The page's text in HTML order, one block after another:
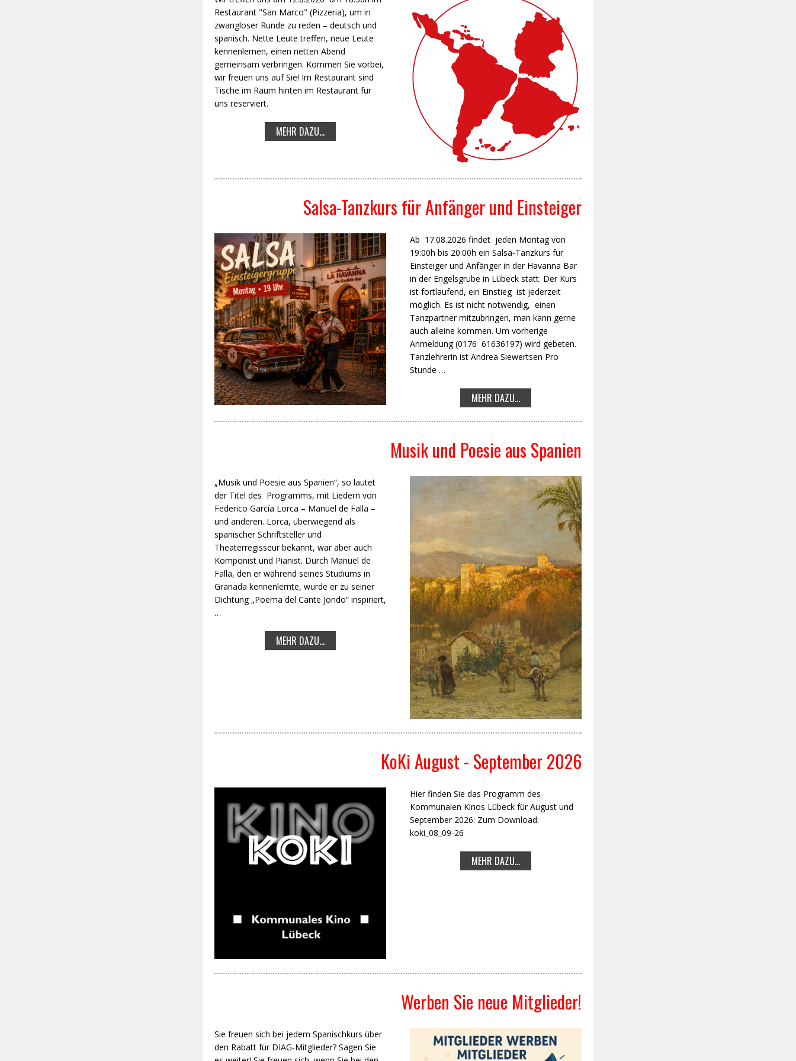
Restaurant "San Marco" (Pizzeria), um in
zwangloser Runde zu reden – deutsch und
spanisch. Nette Leute treffen, neue Leute
kennenlernen, einen netten Abend
gemeinsam verbringen. Kommen Sie vorbei,
wir freuen uns auf Sie! Im Restaurant sind
Tische im Raum hinten im Restaurant für
uns reserviert.
MEHR DAZU...
Salsa-Tanzkurs für Anfänger und Einsteiger
Ab 17.08.2026 findet jeden Montag von
19:00h bis 20:00h ein Salsa-Tanzkurs für
Einsteiger und Anfänger in der Havanna Bar
in der Engelsgrube in Lübeck statt. Der Kurs
ist fortlaufend, ein Einstieg ist jederzeit
möglich. Es ist nicht notwendig, einen
Tanzpartner mitzubringen, man kann gerne
auch alleine kommen. Um vorherige
Anmeldung (0176 61636197) wird gebeten.
Tanzlehrerin ist Andrea Siewertsen Pro
Stunde …
MEHR DAZU...
Musik und Poesie aus Spanien
„Musik und Poesie aus Spanien“, so lautet
der Titel des Programms, mit Liedern von
Federico García Lorca – Manuel de Falla –
und anderen. Lorca, überwiegend als
spanischer Schriftsteller und
Theaterregisseur bekannt, war aber auch
Komponist und Pianist. Durch Manuel de
Falla, den er während seines Studiums in
Granada kennenlernte, wurde er zu seiner
Dichtung „Poema del Cante Jondo“ inspiriert,
…
MEHR DAZU...
KoKi August - September 2026
Hier finden Sie das Programm des
Kommunalen Kinos Lübeck für August und
September 2026: Zum Download:
koki_08_09-26
MEHR DAZU...
Werben Sie neue Mitglieder!
Sie freuen sich bei jedem Spanischkurs über
den Rabatt für DIAG-Mitglieder? Sagen Sie